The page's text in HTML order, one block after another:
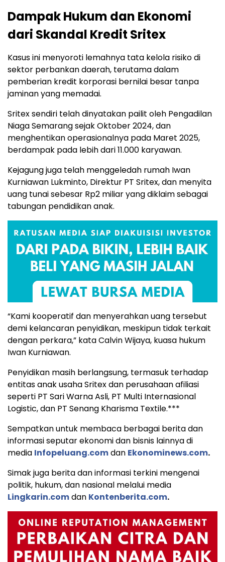
Dampak Hukum dan Ekonomi
dari Skandal Kredit Sritex
Kasus ini menyoroti lemahnya tata kelola risiko di
sektor perbankan daerah, terutama dalam
pemberian kredit korporasi bernilai besar tanpa
jaminan yang memadai.
Sritex sendiri telah dinyatakan pailit oleh Pengadilan
Niaga Semarang sejak Oktober 2024, dan
menghentikan operasionalnya pada Maret 2025,
berdampak pada lebih dari 11.000 karyawan.
Kejagung juga telah menggeledah rumah Iwan
Kurniawan Lukminto, Direktur PT Sritex, dan menyita
uang tunai sebesar Rp2 miliar yang diklaim sebagai
tabungan pendidikan anak.
“Kami kooperatif dan menyerahkan uang tersebut
demi kelancaran penyidikan, meskipun tidak terkait
dengan perkara,” kata Calvin Wijaya, kuasa hukum
Iwan Kurniawan.
Penyidikan masih berlangsung, termasuk terhadap
entitas anak usaha Sritex dan perusahaan afiliasi
seperti PT Sari Warna Asli, PT Multi Internasional
Logistic, dan PT Senang Kharisma Textile.***
Sempatkan untuk membaca berbagai berita dan
informasi seputar ekonomi dan bisnis lainnya di
media Infopeluang.comdan Ekonominews.com.
Simak juga berita dan informasi terkini mengenai
politik, hukum, dan nasional melalui media
Lingkarin.comdan Kontenberita.com.